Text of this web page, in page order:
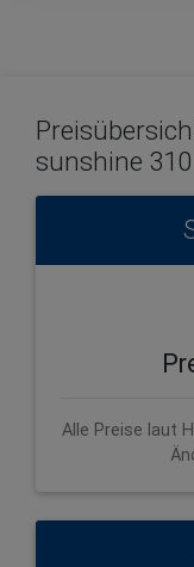
sunshine
Alle Preise laut